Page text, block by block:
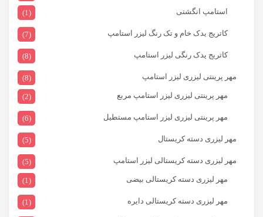
استامپ انگشتی
(1)
کاتریج یدک خام و تک رنگ لیزر استامپ (7)
کاتریج یدک رنگی لیزر استامپ (8)
مهر پرینتی لیزری لیزر استامپ
(8)
مهر پرینتی لیزری لیزر استامپ مربع
(2)
مهر پرینتی لیزری لیزر استامپ مستطیل (6)
مهر لیزری دسته کریستال (5)
مهر لیزری دسته کریستالی لیزر استامپ
(5)
مهر لیزری دسته کریستالی بیضی
(1)
مهر لیزری دسته کریستالی دایره (1)